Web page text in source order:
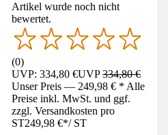
Artikel wurde noch nicht
bewertet.
(0)
UVP: 334,80 €UVP334,80 €
Unser Preis — 249,98 € * Alle
Preise inkl. MwSt. und ggf.
zzgl. Versandkosten pro
ST249,98 €*/ ST